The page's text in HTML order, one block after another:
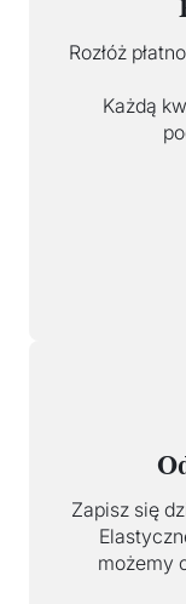
Rozłóż
Każdą
Zapisz się
możemy